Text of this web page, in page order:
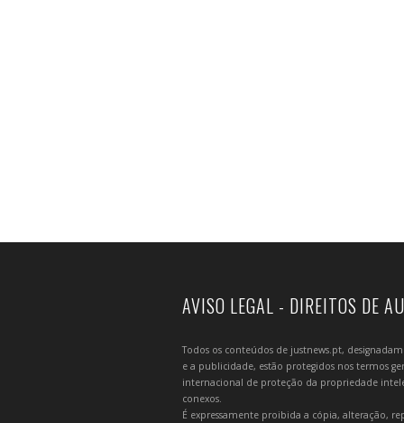
AVISO LEGAL - DIREITOS DE
Todos os conteúdos de justnews.pt,
e a publicidade, estão protegidos nos termos
internacional de proteção da propriedade
conexos.
É expressamente proibida a cópia, alteração,